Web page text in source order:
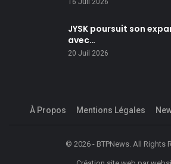
16 Juil 2026
JYSK poursuit son
avec…
20 Juil 2026
À Propos Mentions Légales
© 2026 - BTPNews. All Rights